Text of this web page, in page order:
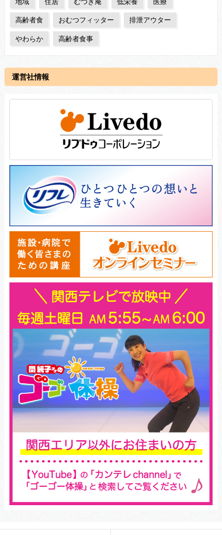
高齢者食 おむつフィッター 排泄アウター
やわらか 高齢者食事
運営社情報